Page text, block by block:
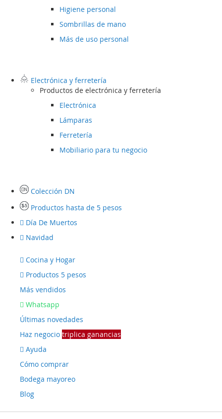
Higiene personal
Sombrillas de mano
Más de uso personal
Electrónica y ferretería
Productos de electrónica y ferretería
Electrónica
Lámparas
Ferretería
Mobiliario para tu negocio
Colección DN
Productos hasta de 5 pesos
Día De Muertos
Navidad
Cocina y Hogar
Productos 5 pesos
Más vendidos
Whatsapp
Últimas novedades
Haz negocio triplica ganancias
Ayuda
Cómo comprar
Bodega mayoreo
Blog